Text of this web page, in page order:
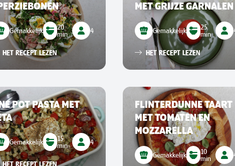
Gemakkelijk
20
min
4
HET RECEPT LEZEN
MET GRIJZE GARNALEN
Gemakkelijk
25
min
HET RECEPT LEZEN
POT PASTA MET
Gemakkelijk
15
min
4
HET RECEPT LEZEN
FLINTERDUNNE TAART
MET TOMATEN EN
MOZZARELLA
Gemakkelijk
10
min